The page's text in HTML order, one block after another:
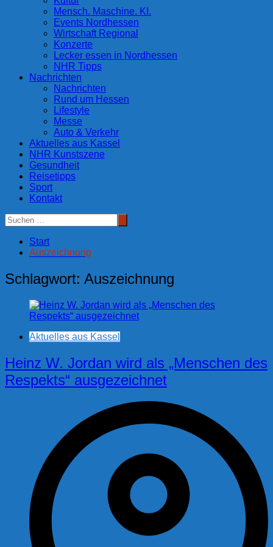
Mensch. Maschine. KI.
Events Nordhessen
Wirtschaft Regional
Konzerte
Lecker essen in Nordhessen
NHR Tipps
Nachrichten
Nachrichten
Rund um Hessen
Lifestyle
Messe
Auto & Verkehr
Aktuelles aus Kassel
NHR Kunstszene
Gesundheit
Reisetipps
Sport
Kontakt
Start
Auszeichnung
Schlagwort: Auszeichnung
Aktuelles aus Kassel
Heinz W. Jordan wird als „Menschen des
Respekts“ ausgezeichnet